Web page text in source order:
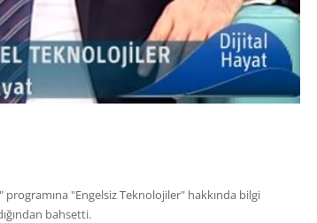
"Engelsiz Teknolojiler" hakkında bilgi
bahsetti.